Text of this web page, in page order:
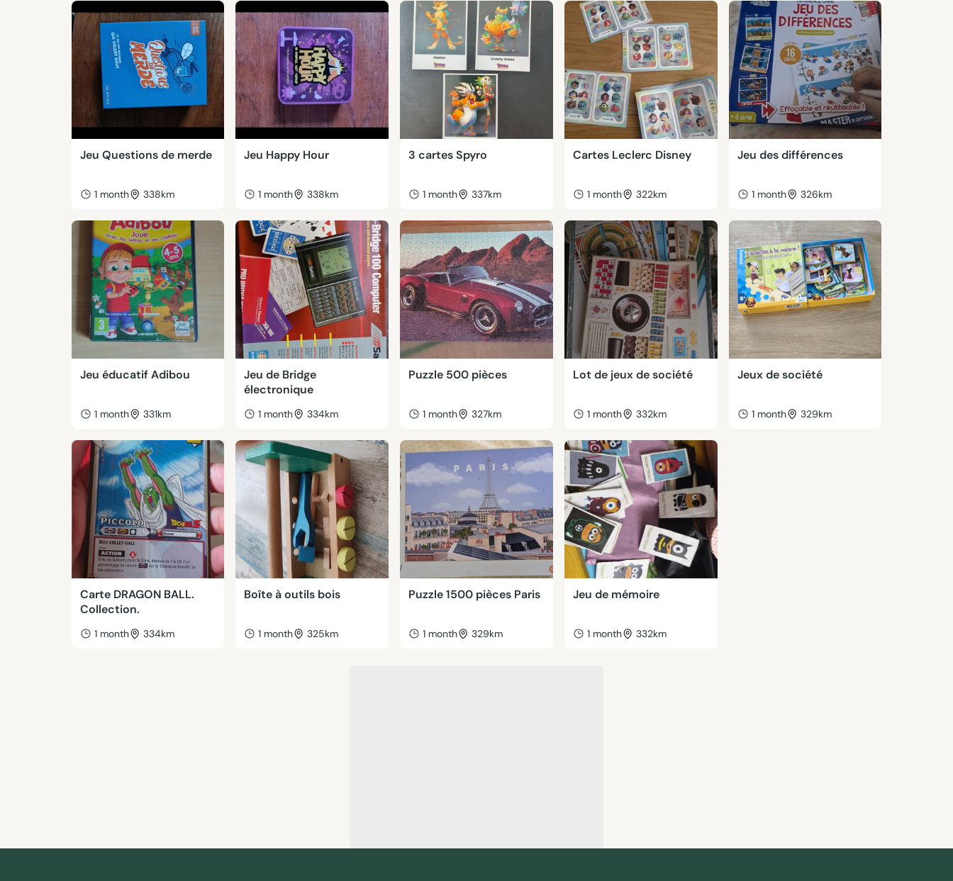
Jeu Questions de merde
1 month 338km
Jeu Happy Hour
1 month 338km
3 cartes Spyro
1 month 337km
Cartes Leclerc Disney
1 month 322km
Jeu des différences
1 month 326km
Jeu éducatif Adibou
1 month 331km
Jeu de Bridge
électronique
1 month 334km
Puzzle 500 pièces
1 month 327km
Lot de jeux de société
1 month 332km
Jeux de société
1 month 329km
Carte DRAGON BALL.
Collection.
1 month 334km
Boîte à outils bois
1 month 325km
Puzzle 1500 pièces Paris
1 month 329km
Jeu de mémoire
1 month 332km